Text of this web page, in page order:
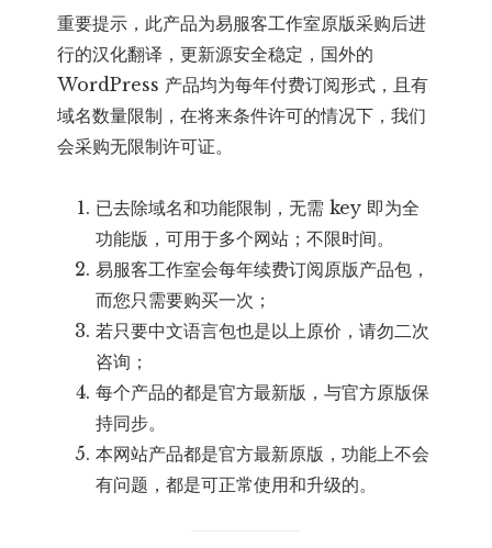
重要提示，此产品为易服客工作室原版采购后进
行的汉化翻译，更新源安全稳定，国外的
WordPress 产品均为每年付费订阅形式，且有
域名数量限制，在将来条件许可的情况下，我们
会采购无限制许可证。
已去除域名和功能限制，无需 key 即为全
功能版，可用于多个网站；不限时间。
易服客工作室会每年续费订阅原版产品包，
而您只需要购买一次；
若只要中文语言包也是以上原价，请勿二次
咨询；
每个产品的都是官方最新版，与官方原版保
持同步。
本网站产品都是官方最新原版，功能上不会
有问题，都是可正常使用和升级的。